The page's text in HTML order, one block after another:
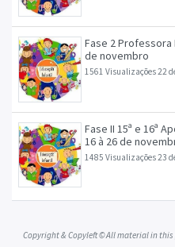
Fase 2 Professora Elisângela 14ª Apostila De 08 à 12
de novembro
1561 Visualizações22
Fase II 15ª e 16ª Apostilas - Professora Elisângela De
16 à 26 de
1485 Visualizações23
Copyright & Copyleft © All material in